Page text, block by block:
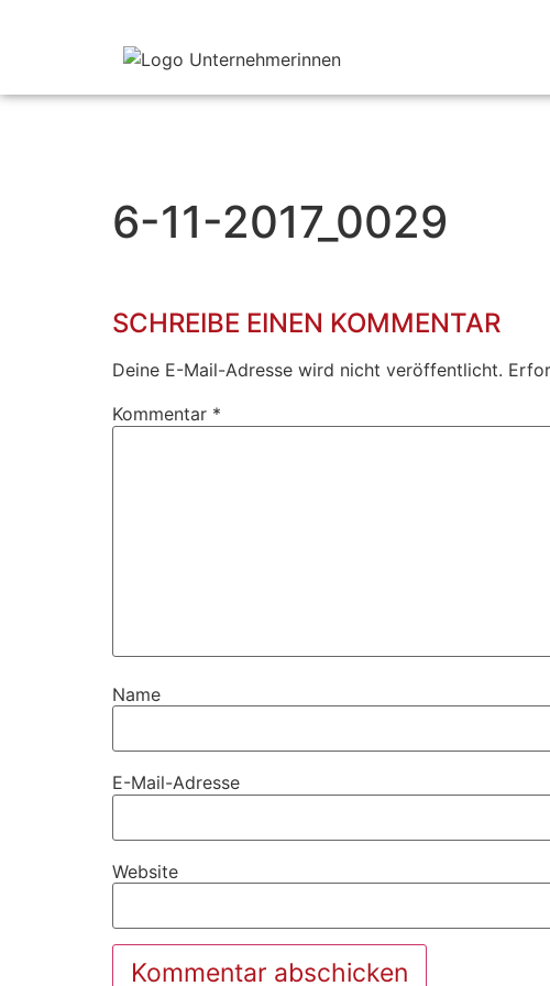
6-11-2017_0029
SCHREIBE EINEN KOMMENTAR
Deine E-Mail-Adresse wird nicht veröffentlicht.
Kommentar *
Name
E-Mail-Adresse
Website